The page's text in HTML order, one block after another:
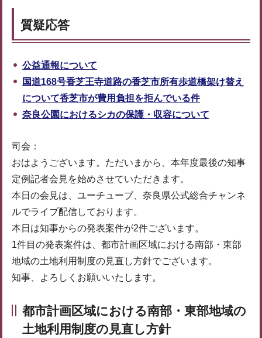
質疑応答
公益通報について
国道168号香芝王寺道路の香芝市所有歩道橋架け替え
について香芝市が費用負担を拒んでいる件
奈良公園におけるシカの保護・収容について
司会：
おはようございます。ただいまから、本年度最後の知事
定例記者会見を始めさせていただきます。
本日の会見は、ユーチューブ、奈良県公式総合チャンネ
ルでライブ配信しております。
本日は知事からの発表案件が2件ございます。
1件目の発表案件は、都市計画区域における南部・東部
地域の土地利用制度の見直し方針でございます。
知事、よろしくお願いいたします。
都市計画区域における南部・東部地域の
土地利用制度の見直し方針